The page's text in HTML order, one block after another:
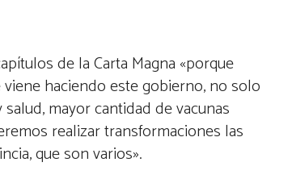
de la Carta Magna «porque
haciendo este gobierno, no solo
mayor cantidad de vacunas
realizar transformaciones las
que son varios».